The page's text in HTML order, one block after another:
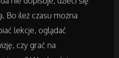
Sklepy
Bo ileż czasu można
lekcje, oglądać
czy grać na